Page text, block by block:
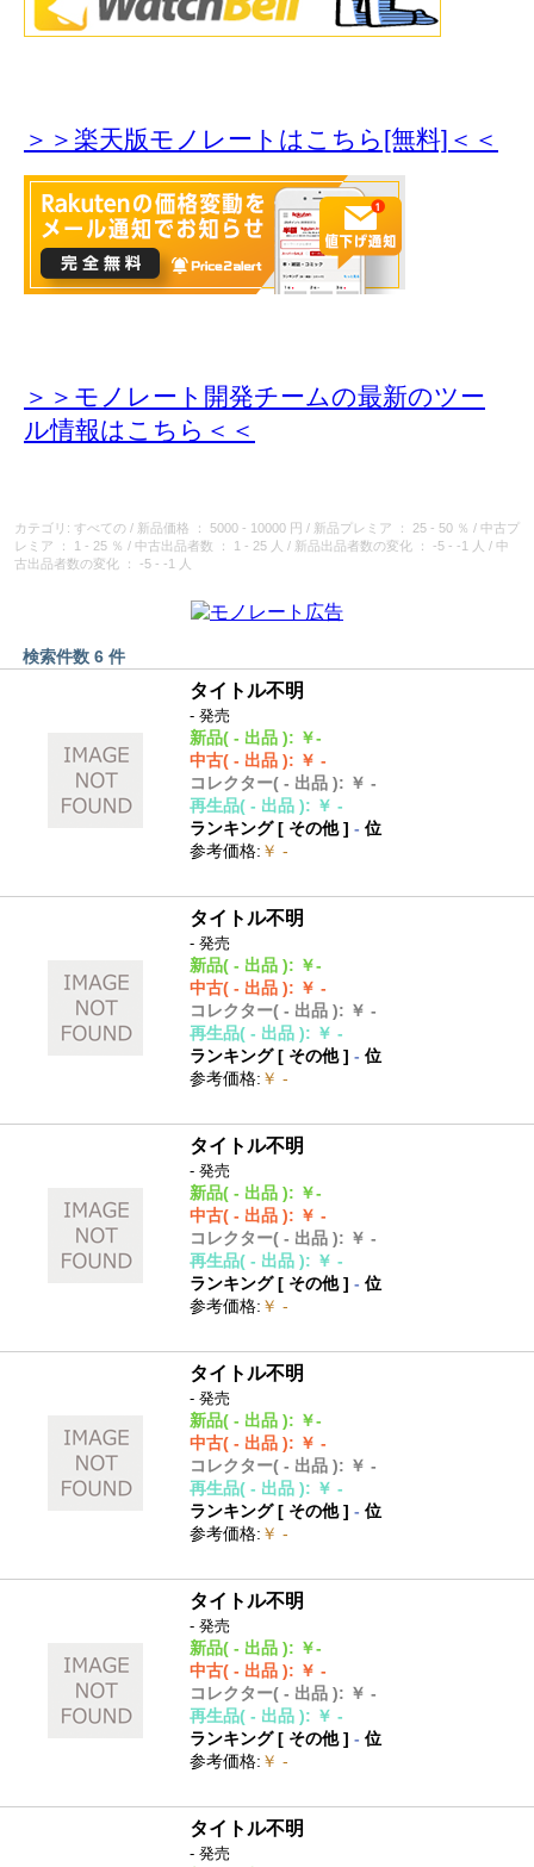
＞＞楽天版モノレートはこちら[無料]＜＜
＞＞モノレート開発チームの最新のツー
ル情報はこちら＜＜
カテゴリ: すべての / 新品価格 ： 5000 - 10000 円 / 新品プレミア ： 25 - 50 ％ / 中古プ
レミア
： 1 - 25 ％ / 中古出品者数 ： 1 - 25 人 / 新品出品者数の変化 ： -5 - -1 人 / 中
古出品者数の変化
： -5 - -1 人
検索件数 6 件
タイトル不明
- 発売
新品( - 出品 ): ￥-
中古( - 出品 ): ￥ -
コレクター( - 出品 ): ￥ -
再生品( - 出品 ): ￥ -
ランキング [ その他]- 位
参考価格: ￥ -
タイトル不明
- 発売
新品( - 出品 ): ￥-
中古( - 出品 ): ￥ -
コレクター( - 出品 ): ￥ -
再生品( - 出品 ): ￥ -
ランキング [ その他]- 位
参考価格: ￥ -
タイトル不明
- 発売
新品( - 出品 ): ￥-
中古( - 出品 ): ￥ -
コレクター( - 出品 ): ￥ -
再生品( - 出品 ): ￥ -
ランキング [ その他]- 位
参考価格: ￥ -
タイトル不明
- 発売
新品( - 出品 ): ￥-
中古( - 出品 ): ￥ -
コレクター( - 出品 ): ￥ -
再生品( - 出品 ): ￥ -
ランキング [ その他]- 位
参考価格: ￥ -
タイトル不明
- 発売
新品( - 出品 ): ￥-
中古( - 出品 ): ￥ -
コレクター( - 出品 ): ￥ -
再生品( - 出品 ): ￥ -
ランキング [ その他]- 位
参考価格: ￥ -
タイトル不明
- 発売